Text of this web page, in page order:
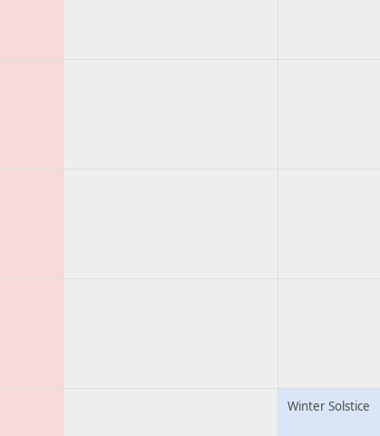
Winter Solstice